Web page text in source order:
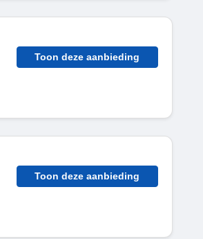
Toon deze aanbieding
Toon deze aanbieding